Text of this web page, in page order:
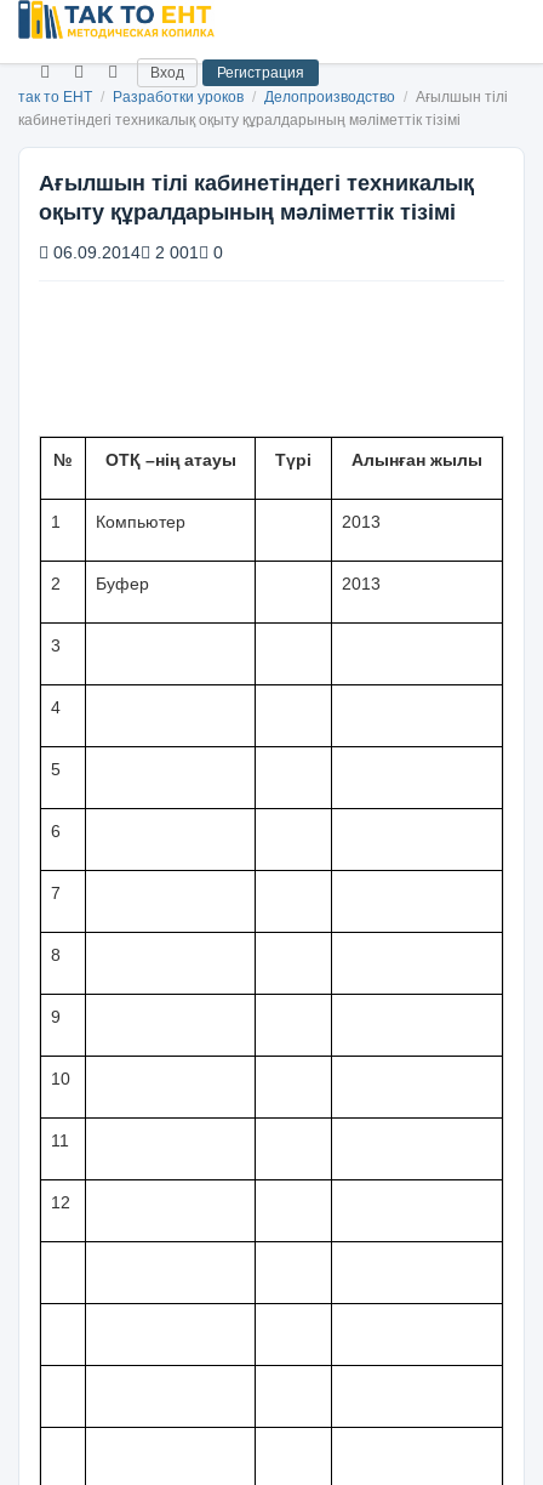
Вход
Регистрация
так то ЕНТ / Разработки уроков / Делопроизводство / Ағылшын тілі
кабинетіндегі техникалық оқыту құралдарының мәліметтік тізімі
Ағылшын тілі кабинетіндегі техникалық
оқыту құралдарының мәліметтік тізімі
06.09.2014 2 001 0
№ ОТҚ –нің атауы Түрі Алынған жылы
1 Компьютер 2013
2 Буфер 2013
3
4
5
6
7
8
9
10
11
12